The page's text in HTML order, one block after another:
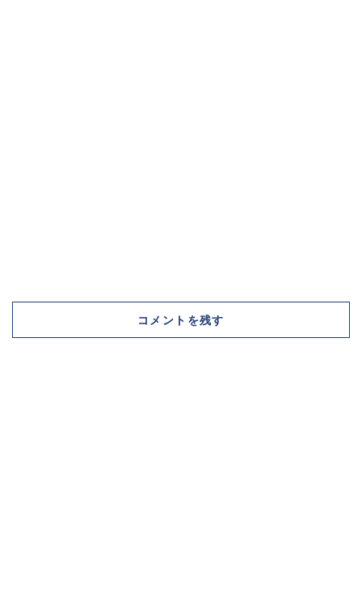
コメントを残す